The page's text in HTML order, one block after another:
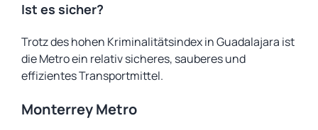
Ist es sicher?
Trotz des hohen Kriminalitätsindex in Guadalajara ist
die Metro ein relativ sicheres, sauberes und
effizientes Transportmittel.
Monterrey Metro